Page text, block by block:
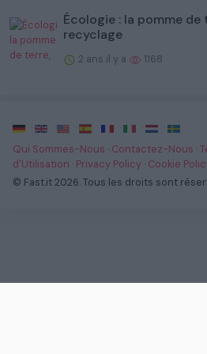
Écologie : la pomme
recyclage
2 ans il y a 1168
· · · · · ·
·
Qui Sommes-Nous · Contactez-Nous ·
d'Utilisation · Privacy Policy · Cookie
© Fast.it 2026. Tous les droits sont